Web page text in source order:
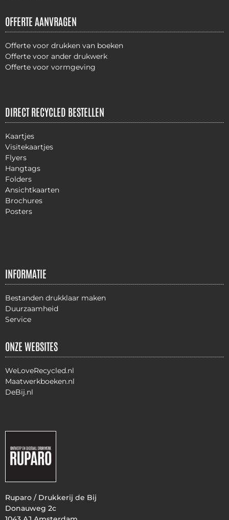
OFFERTE AANVRAGEN
Offerte voor drukken van boeken
Offerte voor ander drukwerk
Offerte voor vormgeving
DIRECT RECYCLED BESTELLEN
Kaartjes
Visitekaartjes
Flyers
Hangtags
Folders
Ansichtkaarten
Brochures
Posters
INFORMATIE
Bestanden drukklaar maken
Duurzaamheid
Service
ONZE WEBSITES
WeLoveRecycled.nl
Maatwerkboeken.nl
DeBij.nl
Ruparo / Drukkerij de Bij
Donauweg 2c